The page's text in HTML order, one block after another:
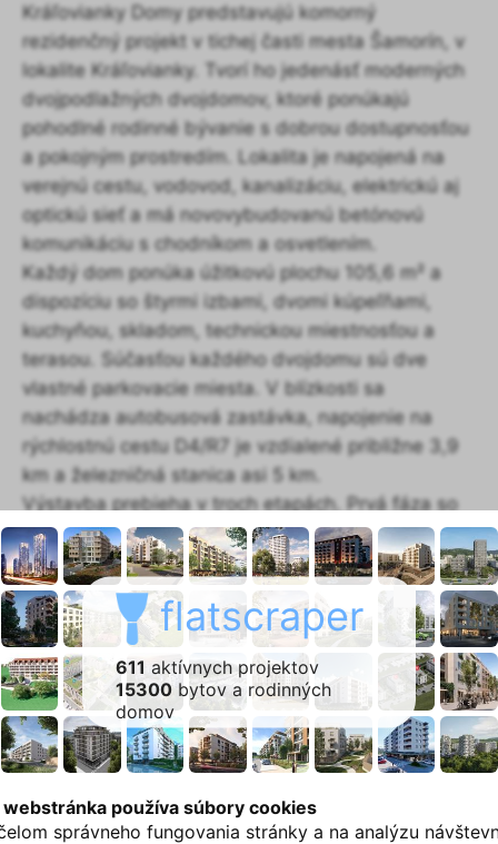
Kráľovianky Domy predstavujú komorný
rezidenčný projekt v tichej časti mesta Šamorín, v
lokalite Kráľovianky. Tvorí ho jedenásť moderných
dvojpodlažných dvojdomov, ktoré ponúkajú
pohodlné rodinné bývanie s dobrou dostupnosťou
a pokojným prostredím. Lokalita je napojená na
verejnú cestu, vodovod, kanalizáciu, elektrickú aj
optickú sieť a má novovybudovanú betónovú
komunikáciu s chodníkom a osvetlením.
Každý dom ponúka úžitkovú plochu 105,6 m² a
dispozíciu so štyrmi izbami, dvomi kúpeľňami,
kuchyňou, skladom, technickou miestnosťou a
terasou. Súčasťou každého dvojdomu sú dve
vlastné parkovacie miesta. V blízkosti sa
nachádza autobusová zastávka, napojenie na
rýchlostnú cestu D4/R7 je vzdialené približne 3,9
km a železničná stanica asi 5 km.
Výstavba prebieha v troch etapách. Prvá fáza so
piatimi dvojdomami je už dokončená v štádiu
holodomu, druhá etapa s tromi dvojdomami je
aktuálne vo výstavbe a tretia je plánovaná.
Projekt vzniká podľa návrhu architektonického
štúdia ATELIER.AT pod vedením Ing. arch.
Gellérta Ostrozánskeho. Realizáciu zabezpečuje
spoločnosť MKsp, s. r. o. so sídlom v Kvetoslavove,
ktorá kladie dôraz na kvalitu spracovania a
praktické riešenia v súlade s modernými
flatscraper
611 aktívnych projektov
15300bytov a rodinných
domov
webstránka používa súbory cookies
správneho fungovania stránky a na analýzu